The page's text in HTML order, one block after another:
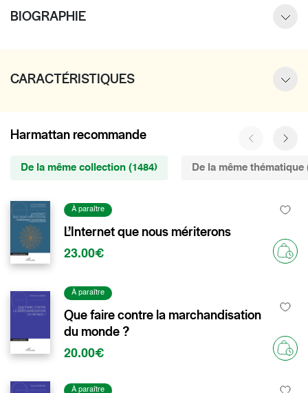
BIOGRAPHIE
CARACTÉRISTIQUES
Harmattan recommande
De la même collection (1484) De la même thématique
À paraître
L’Internet que nous mériterons
23.00€
À paraître
Que faire contre la marchandisation
du monde ?
20.00€
À paraître